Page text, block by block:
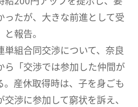
ったが、大きな前進として受
報告。
組合同交渉について、奈良
ら「交渉では参加した仲間が
。産休取得時は、子を身ごも
渉に参加して窮状を訴え、